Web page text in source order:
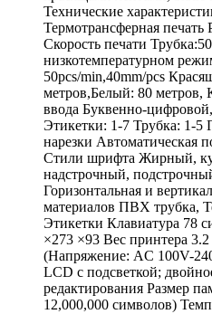
Технические
Термотрансферная
Скорость печати
низкотемпературном
50pcs/min,40mm/pcs
метров,Белый: 80
ввода Буквенно-
Этикетки: 1-7 Трубка: 1-
нарезки Автоматическая
Стили шрифта Жирный,
надстрочный,
Горизонтальная и
материалов ПВХ трубка,
Этикетки Клавиатура 78
×273 ×93 Вес принтера
(Напряжение: AC 100V-
LCD с подсветкой;
редактирования Размер
12,000,000 символов)